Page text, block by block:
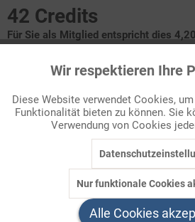
42 Credits
Für Sie als Mitglied entspricht dies
Infografik Nr. 095045
Die LINKE hat sich als feste Größe im
Bundesrepublik etabliert. Die
Koalitionspartner blieb ihr auf
verwehrt. Die Partei sieht sich a ...
Welchen Download
Funktionale
Marketing
Wir respektieren Ihre
Diese Website verwendet Cookies,
Funktionalität bieten zu können. Sie
Verwendung von Cookies
Nur funktionale Cookies
Alle Cookies